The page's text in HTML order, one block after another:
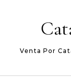
Venta Por